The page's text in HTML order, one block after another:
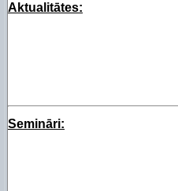
Aktualitātes:
Semināri: